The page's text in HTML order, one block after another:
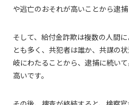
や逃亡のおそれが高いことから逮捕
そして、給付金詐欺は複数の人間
とも多く、共犯者は誰か、共謀の
岐にわたることから、逮捕に続い
高いです。